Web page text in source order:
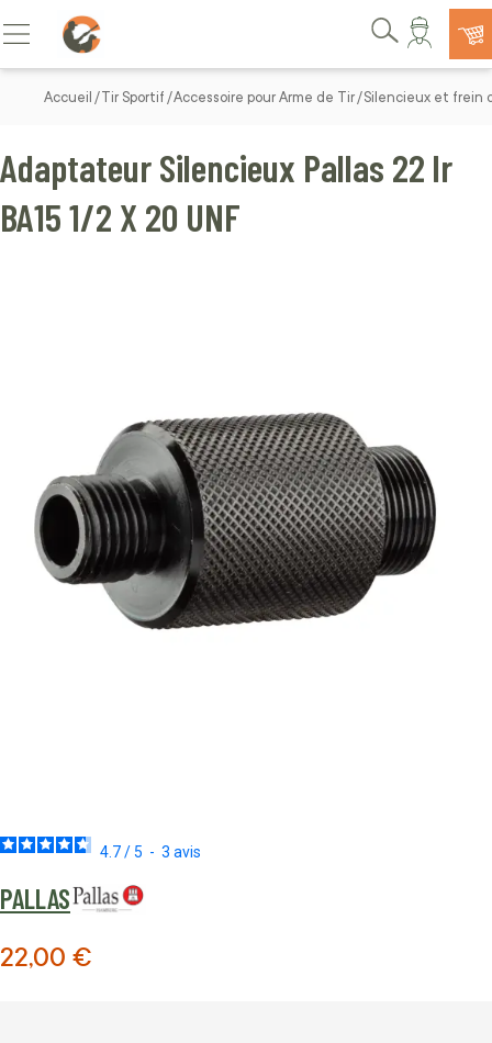
Allez au contenu
Basculer la navigation
Rechercher
Accueil Tir Sportif Accessoire pour Arme de Tir Silencieux et frein
4.7/5 - 3 avis
PALLAS
Adaptateur Silencieux Pallas 22 lr
BA15 1/2 X 20 UNF
22,00 €